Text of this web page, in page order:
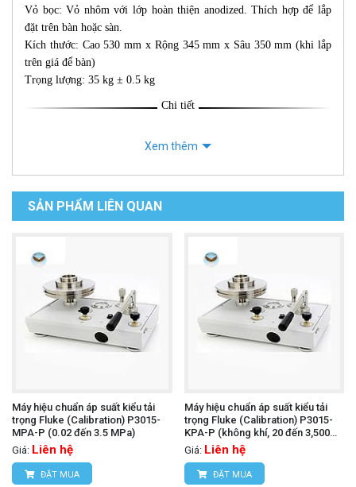
Vỏ bọc: Vỏ nhôm với lớp hoàn thiện anodized. Thích hợp để lắp
đặt trên bàn hoặc sàn.
Kích thước: Cao 530 mm x Rộng 345 mm x Sâu 350 mm (khi lắp
trên giá để bàn)
Trọng lượng: 35 kg ± 0.5 kg
Chi tiết
Xem thêm
SẢN PHẨM LIÊN QUAN
Máy hiệu chuẩn áp suất kiểu tải
trọng Fluke (Calibration) P3015-
MPA-P (0.02 đến 3.5 MPa)
Giá: Liên hệ
ĐẶT MUA
Máy hiệu chuẩn áp suất kiểu tải
trọng Fluke (Calibration) P3015-
KPA-P (không khí, 20 đến 3,500
kPa, PCU đơn)
Giá: Liên hệ
ĐẶT MUA